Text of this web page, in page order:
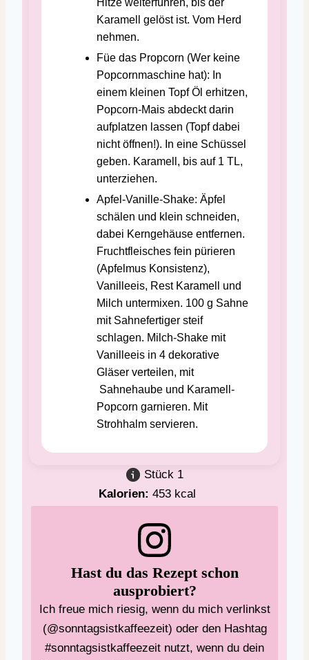
Hitze weiterführen, bis der
Karamell gelöst ist. Vom Herd
nehmen.
Füe das Propcorn (Wer keine
Popcornmaschine hat): In
einem kleinen Topf Öl erhitzen,
Popcorn-Mais abdeckt darin
aufplatzen lassen (Topf dabei
nicht öffnen!). In eine Schüssel
geben. Karamell, bis auf 1 TL,
unterziehen.
Apfel-Vanille-Shake: Äpfel
schälen und klein schneiden,
dabei Kerngehäuse entfernen.
Fruchtfleisches fein pürieren
(Apfelmus Konsistenz),
Vanilleeis, Rest Karamell und
Milch untermixen. 100 g Sahne
mit Sahnefertiger steif
schlagen. Milch-Shake mit
Vanilleeis in 4 dekorative
Gläser verteilen, mit
Sahnehaube und Karamell-
Popcorn garnieren. Mit
Strohhalm servieren.
Stück 1
Kalorien:453 kcal
Hast du das Rezept schon
ausprobiert?
Ich freue mich riesig, wenn du mich verlinkst
(@sonntagsistkaffeezeit) oder den Hashtag
#sonntagsistkaffeezeit nutzt, wenn du dein